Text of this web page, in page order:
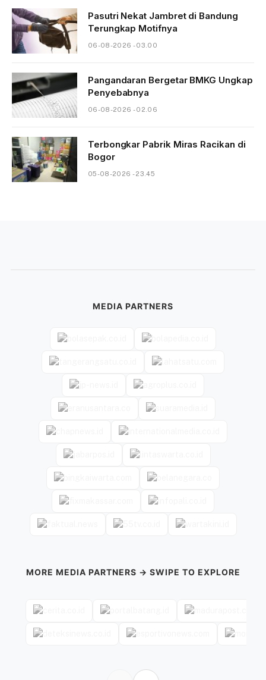
Pasutri Nekat Jambret di Bandung
Terungkap Motifnya
06-08-2026 - 03.00
Pangandaran Bergetar BMKG Ungkap
Penyebabnya
06-08-2026 - 02.06
Terbongkar Pabrik Miras Racikan di
Bogor
05-08-2026 - 23.45
MEDIA PARTNERS
MORE MEDIA PARTNERS → SWIPE TO EXPLORE